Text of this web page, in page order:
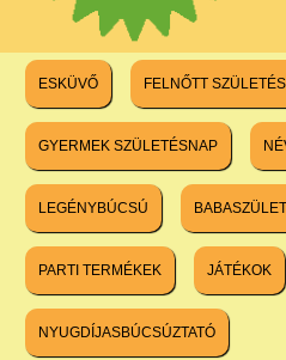
ESKÜVŐ FELNŐTT
GYERMEK SZÜLETÉSNAP
LEGÉNYBÚCSÚ
PARTI TERMÉKEK JÁTÉKOK
NYUGDÍJASBÚCSÚZTATÓ